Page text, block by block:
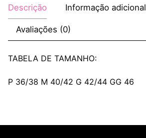
Descrição Informação adicional
Avaliações (0)
TABELA DE TAMANHO:
P 36/38 M 40/42 G 42/44 GG 46